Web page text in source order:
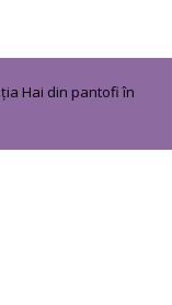
Hai din pantofi în